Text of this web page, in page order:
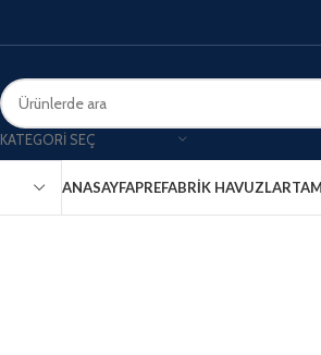
KATEGORI SEÇ
ANASAYFAPREFABRIK HAVUZLAR